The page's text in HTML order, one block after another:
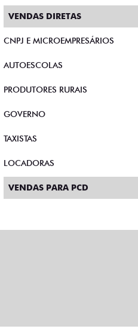
VENDAS DIRETAS
CNPJ E MICROEMPRESÁRIOS
AUTOESCOLAS
PRODUTORES RURAIS
GOVERNO
TAXISTAS
LOCADORAS
VENDAS PARA PCD